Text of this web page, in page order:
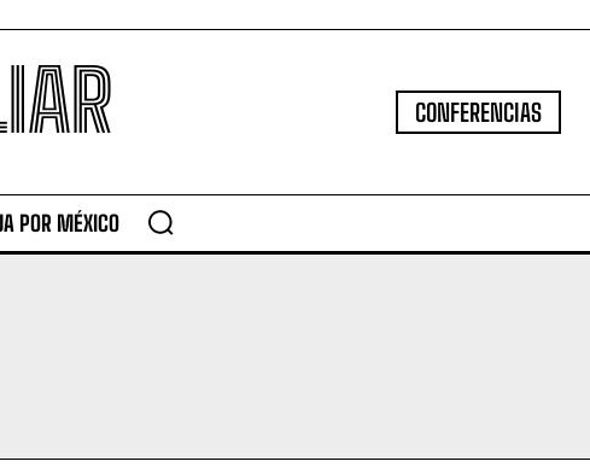
CONFERENCIAS
POR MÉXICO